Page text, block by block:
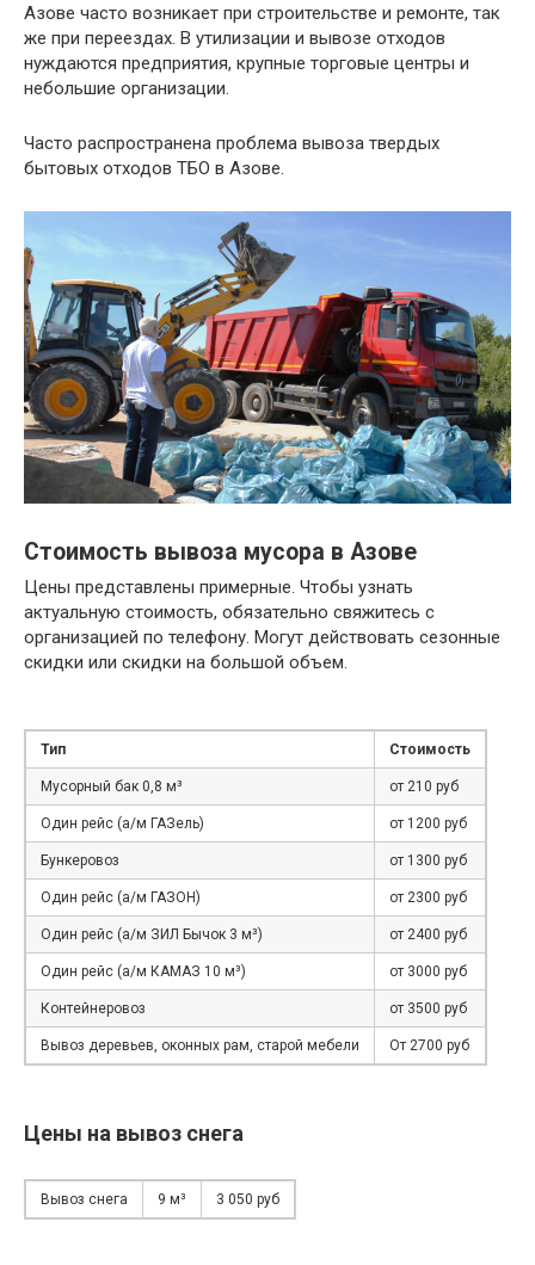
Азове часто возникает при строительстве и ремонте, так
же при переездах. В утилизации и вывозе отходов
нуждаются предприятия, крупные торговые центры и
небольшие организации.
Часто распространена проблема вывоза твердых
бытовых отходов ТБО в Азове.
Стоимость вывоза мусора в Азове
Цены представлены примерные. Чтобы узнать
актуальную стоимость, обязательно свяжитесь с
организацией по телефону. Могут действовать сезонные
скидки или скидки на большой объем.
Тип Стоимость
Мусорный бак 0,8 м³ от 210 руб
Один рейс (а/м ГАЗель) от 1200 руб
Бункеровоз от 1300 руб
Один рейс (а/м ГАЗОН) от 2300 руб
Один рейс (а/м ЗИЛ Бычок 3 м³) от 2400 руб
Один рейс (а/м КАМАЗ 10 м³) от 3000 руб
Контейнеровоз от 3500 руб
Вывоз деревьев, оконных рам, старой мебели От 2700 руб
Цены на вывоз снега
Вывоз снега 9 м³ 3 050 руб